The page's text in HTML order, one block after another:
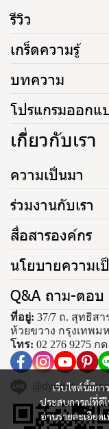
เว็บไซต์นี้มีก
ประสบการณ์ที่ดีใ
อ่านรายละเอียด
รีวิว
เกร็ดความรู้
บทความ
โปรแกรมออกแ
เกี่ยวกับเรา
ความเป็นมา
ร่วมงานกับเรา
สื่อสารองค์กร
นโยบายความเ
Q&A ถาม-ตอบ
ที่อยู่: 37/7 ถ. สุทธิส
ห้วยขวาง กรุงเทพม
โทร: 02 276 9275 ก